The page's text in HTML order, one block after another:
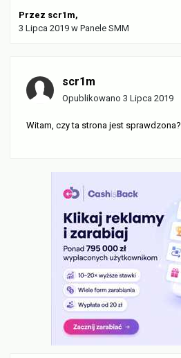
Przez scr1m,
3 Lipca 2019 w Panele SMM
scr1m
Opublikowano 3 Lipca 2019
Witam, czy ta strona jest sprawdzona?